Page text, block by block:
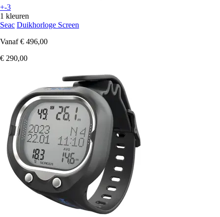
+-3
1 kleuren
Seac Duikhorloge Screen
Vanaf € 496,00
€ 290,00